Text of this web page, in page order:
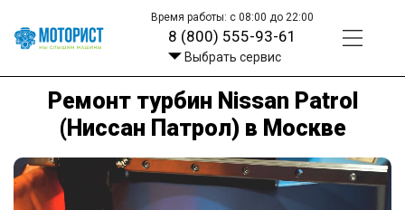
Время работы: с 08:00 до 22:00
8 (800) 555-93-61
Выбрать сервис
Ремонт турбин Nissan Patrol
(Ниссан Патрол) в Москве